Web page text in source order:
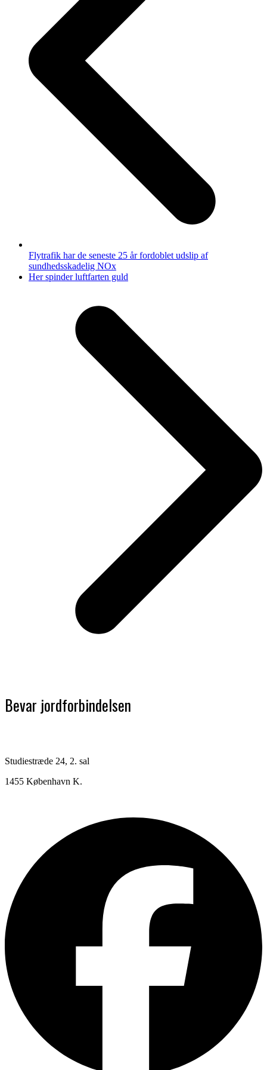
Flytrafik har de seneste 25 år fordoblet udslip af
sundhedsskadelig NOx
next
Her spinder luftfarten guld
Bevar jordforbindelsen
Studiestræde 24, 2. sal
1455 København K.